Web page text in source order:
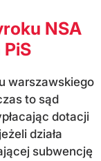
NSA
warszawskiego
to sąd
dotacji
działa
subwencję